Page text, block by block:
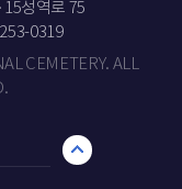
성역로 75
0319
CEMETERY. ALL